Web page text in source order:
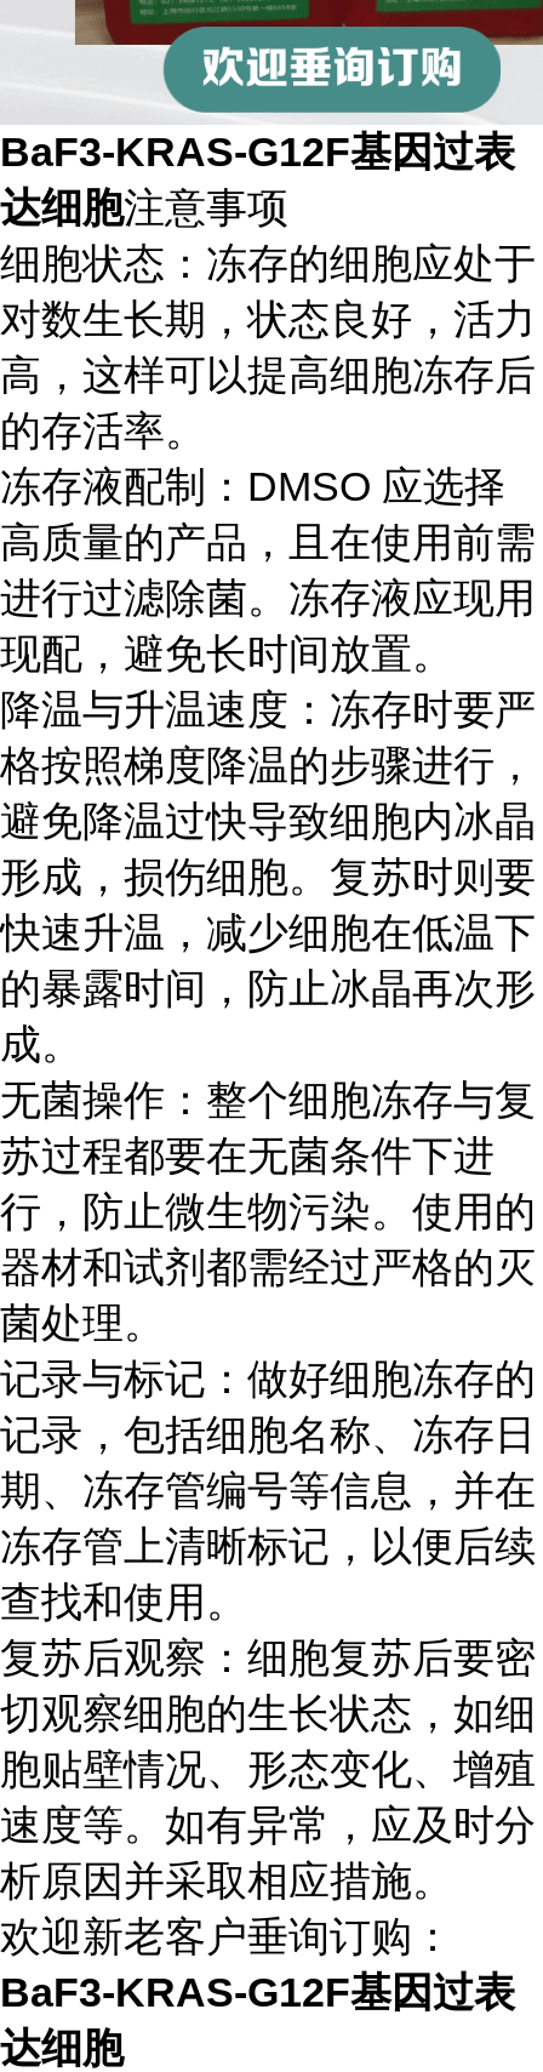
BaF3-KRAS-G12F基因过表
达细胞注意事项
细胞状态：冻存的细胞应处于
对数生长期，状态良好，活力
高，这样可以提高细胞冻存后
的存活率。
冻存液配制：DMSO 应选择
高质量的产品，且在使用前需
进行过滤除菌。冻存液应现用
现配，避免长时间放置。
降温与升温速度：冻存时要严
格按照梯度降温的步骤进行，
避免降温过快导致细胞内冰晶
形成，损伤细胞。复苏时则要
快速升温，减少细胞在低温下
的暴露时间，防止冰晶再次形
成。
无菌操作：整个细胞冻存与复
苏过程都要在无菌条件下进
行，防止微生物污染。使用的
器材和试剂都需经过严格的灭
菌处理。
记录与标记：做好细胞冻存的
记录，包括细胞名称、冻存日
期、冻存管编号等信息，并在
冻存管上清晰标记，以便后续
查找和使用。
复苏后观察：细胞复苏后要密
切观察细胞的生长状态，如细
胞贴壁情况、形态变化、增殖
速度等。如有异常，应及时分
析原因并采取相应措施。
欢迎新老客户垂询订购：
BaF3-KRAS-G12F基因过表
达细胞